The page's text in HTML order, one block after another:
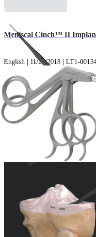
Meniscal Cinch™ II
English | 11/27/2018 | LT1-
Mehr Anzeigen
Operationstechnik-